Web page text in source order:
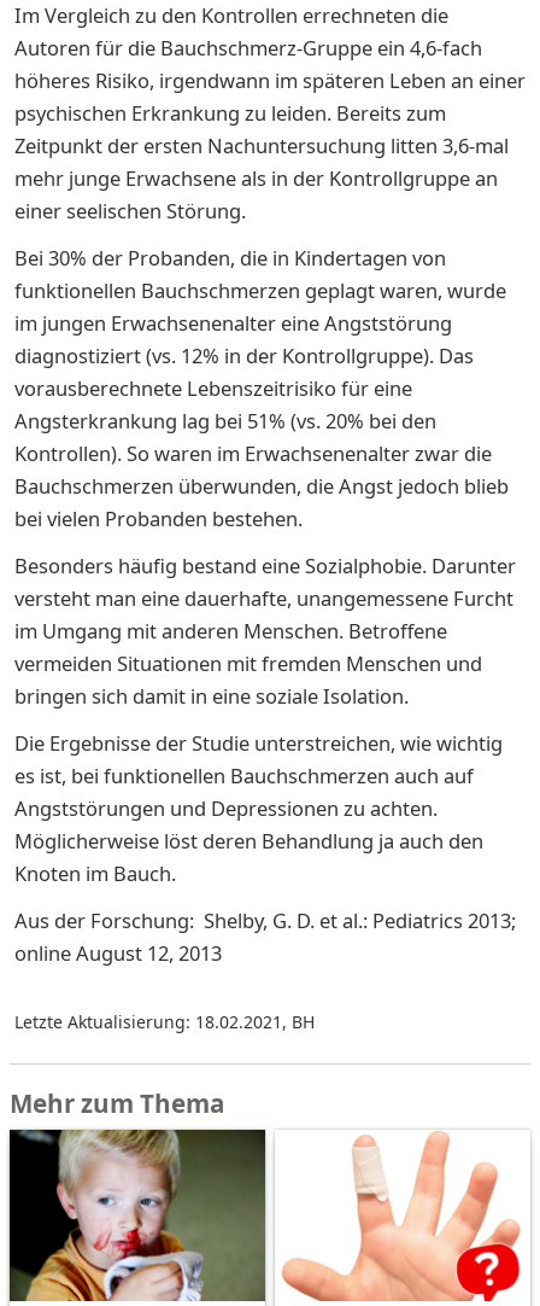
Im Vergleich zu den Kontrollen errechneten die
Autoren für die Bauchschmerz-Gruppe ein 4,6-fach
höheres Risiko, irgendwann im späteren Leben an einer
psychischen Erkrankung zu leiden. Bereits zum
Zeitpunkt der ersten Nachuntersuchung litten 3,6-mal
mehr junge Erwachsene als in der Kontrollgruppe an
einer seelischen Störung.
Bei 30% der Probanden, die in Kindertagen von
funktionellen Bauchschmerzen geplagt waren, wurde
im jungen Erwachsenenalter eine Angststörung
diagnostiziert (vs. 12% in der Kontrollgruppe). Das
vorausberechnete Lebenszeitrisiko für eine
Angsterkrankung lag bei 51% (vs. 20% bei den
Kontrollen). So waren im Erwachsenenalter zwar die
Bauchschmerzen überwunden, die Angst jedoch blieb
bei vielen Probanden bestehen.
Besonders häufig bestand eine Sozialphobie. Darunter
versteht man eine dauerhafte, unangemessene Furcht
im Umgang mit anderen Menschen. Betroffene
vermeiden Situationen mit fremden Menschen und
bringen sich damit in eine soziale Isolation.
Die Ergebnisse der Studie unterstreichen, wie wichtig
es ist, bei funktionellen Bauchschmerzen auch auf
Angststörungen und Depressionen zu achten.
Möglicherweise löst deren Behandlung ja auch den
Knoten im Bauch.
Aus der Forschung: Shelby, G. D. et al.: Pediatrics 2013;
online August 12, 2013
Letzte Aktualisierung: 18.02.2021 , BH
Mehr zum Thema